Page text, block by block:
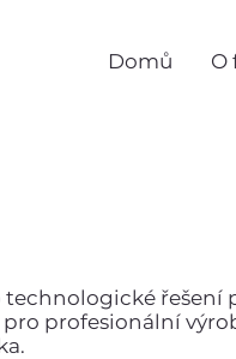
Domů O
technologické řešení
pro profesionální